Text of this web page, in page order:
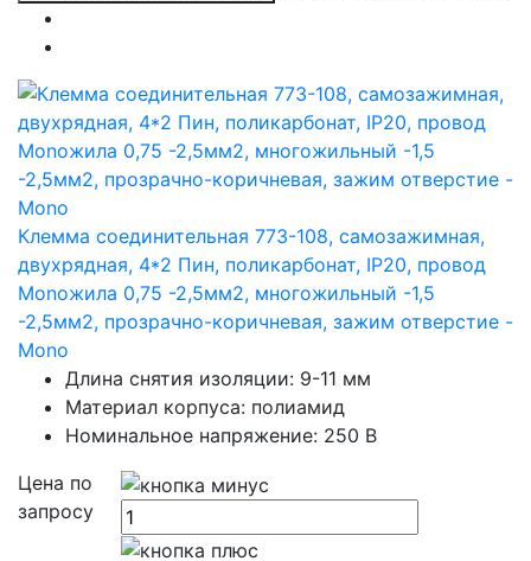
Клемма соединительная 773-108, самозажимная,
двухрядная, 4*2 Пин, поликарбонат, IP20, провод
Monoжила 0,75 -2,5мм2, многожильный -1,5
-2,5мм2, прозрачно-коричневая, зажим отверстие -
Mono
Длина снятия изоляции: 9-11 мм
Материал корпуса: полиамид
Номинальное напряжение: 250 В
Цена по
запросу